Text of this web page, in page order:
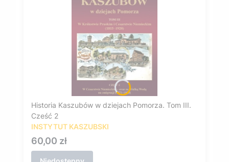
Historia Kaszubów w dziejach Pomorza. Tom III.
Cześć 2
INSTYTUT KASZUBSKI
Cena
60,00 zł